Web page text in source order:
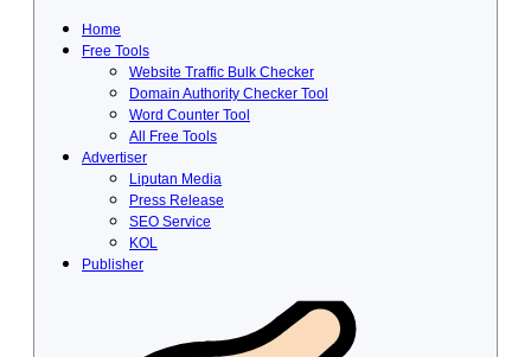
Home
Free Tools
Website Traffic Bulk Checker
Domain Authority Checker Tool
Word Counter Tool
All Free Tools
Advertiser
Liputan Media
Press Release
SEO Service
KOL
Publisher